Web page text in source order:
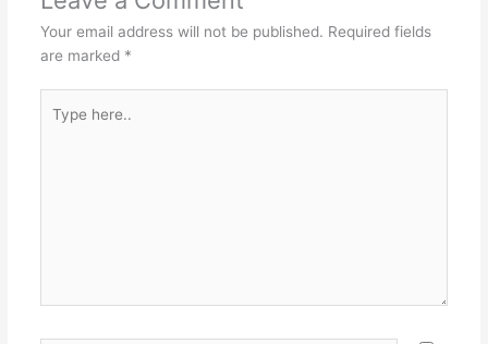
Your email address will not be published. Required fields
are marked *
here..